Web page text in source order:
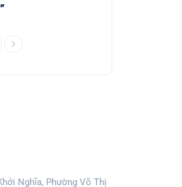
Nghĩa, Phường Võ Thị